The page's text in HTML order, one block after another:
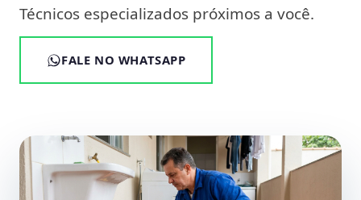
Técnicos especializados próximos a você.
FALE NO WHATSAPP